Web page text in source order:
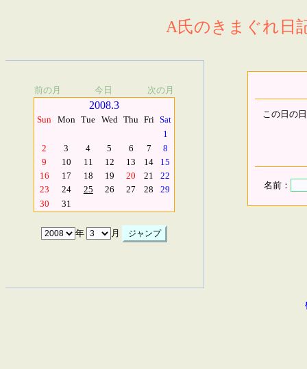
A氏のきまぐれ日
前の月 今日 次の月
2008.3
Sun Mon Tue Wed Thu Fri Sat
1
2
3 4 5 6 7
8
9
10 11 12 13 14
15
16
17 18 19 20 21
22
23
24 25 26 27 28
29
30
31
年 月
この日の
名前：